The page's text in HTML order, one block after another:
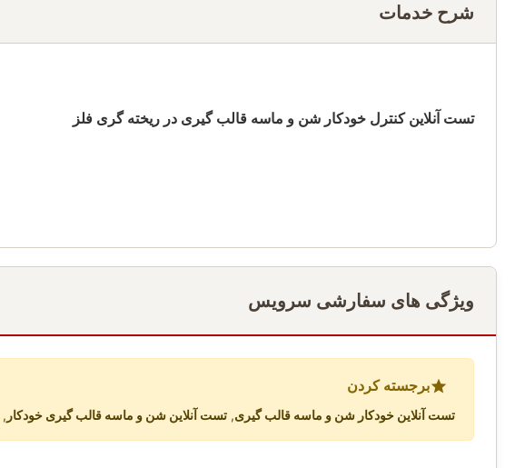
شرح خدمات
تست آنلاین کنترل خودکار شن و ماسه قالب گیری در ریخته گری فلز
ویژگی های سفارشی سرویس
برجسته کردن
تست آنلاین خودکار شن و ماسه قالب گیری, تست آنلاین شن و ماسه قالب گیری خودکار ,